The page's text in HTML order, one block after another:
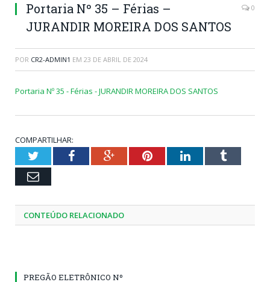
Portaria Nº 35 – Férias –
JURANDIR MOREIRA DOS SANTOS
0
POR CR2-ADMIN1 EM 23 DE ABRIL DE 2024
Portaria Nº 35 - Férias - JURANDIR MOREIRA DOS SANTOS
COMPARTILHAR:
TwitterFacebookGoogle+PinterestLinkedInTumblr
Email
CONTEÚDO RELACIONADO
PREGÃO ELETRÔNICO Nº